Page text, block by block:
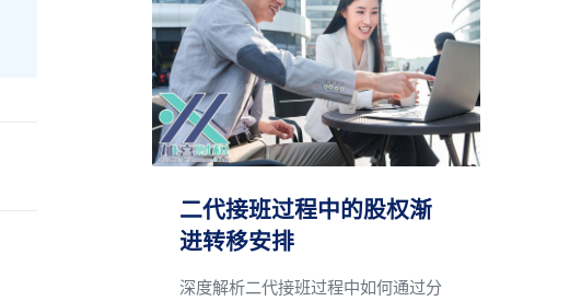
二代接班过程中的股权渐
进转移安排
深度解析二代接班过程中如何通过分